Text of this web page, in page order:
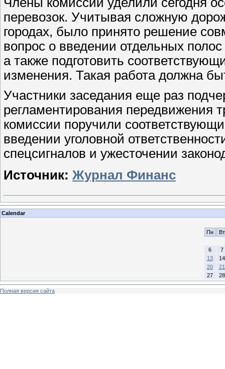
перевозок. Учитывая сложную
городах, было принято решение
вопрос о введении отдельных
а также подготовить
изменения. Такая работа должна
Участники заседания еще раз
регламентирования передвижения
комиссии поручили
введении уголовной
спецсигналов и ужесточении
Источник: Журнал Финанс
Calendar
Пн Вт
6
7
13
14
20
21
27
28
Полная версия сайта